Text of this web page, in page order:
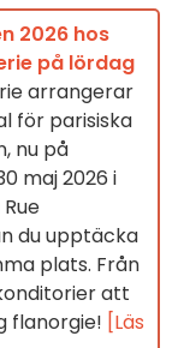
2026 hos
på lördag
arrangerar
för parisiska
nu på
maj 2026 i
du upptäcka
plats. Från
att
flanorgie! [Läs